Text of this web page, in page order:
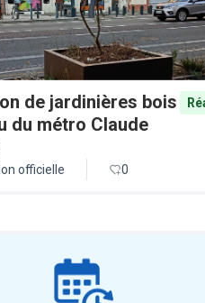
de jardinières bois
du métro Claude
officielle 0